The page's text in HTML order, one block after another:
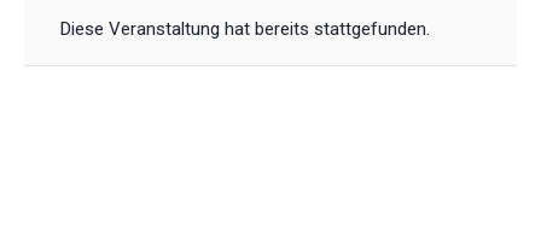
Diese Veranstaltung hat bereits stattgefunden.